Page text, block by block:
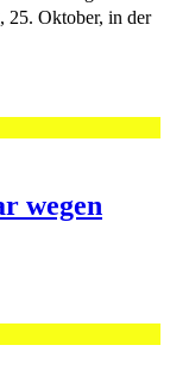
25. Oktober, in der
wegen